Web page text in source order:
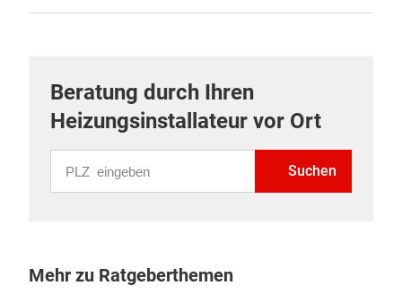
Beratung durch Ihren
Heizungsinstallateur vor Ort
Suchen
Mehr zu Ratgeberthemen